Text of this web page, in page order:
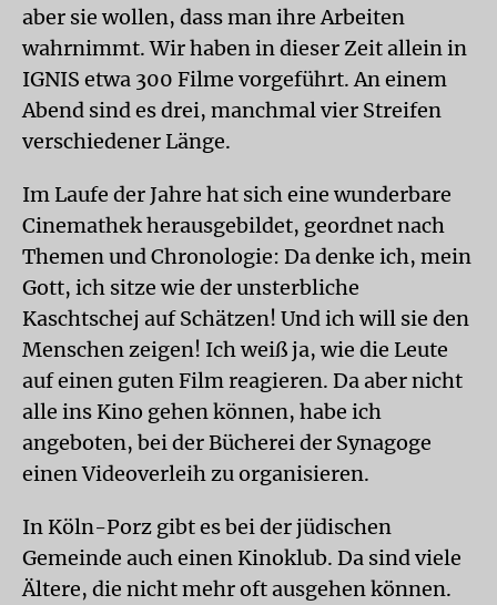
aber sie wollen, dass man ihre Arbeiten
wahrnimmt. Wir haben in dieser Zeit allein in
IGNIS etwa 300 Filme vorgeführt. An einem
Abend sind es drei, manchmal vier Streifen
verschiedener Länge.
Im Laufe der Jahre hat sich eine wunderbare
Cinemathek herausgebildet, geordnet nach
Themen und Chronologie: Da denke ich, mein
Gott, ich sitze wie der unsterbliche
Kaschtschej auf Schätzen! Und ich will sie den
Menschen zeigen! Ich weiß ja, wie die Leute
auf einen guten Film reagieren. Da aber nicht
alle ins Kino gehen können, habe ich
angeboten, bei der Bücherei der Synagoge
einen Videoverleih zu organisieren.
In Köln-Porz gibt es bei der jüdischen
Gemeinde auch einen Kinoklub. Da sind viele
Ältere, die nicht mehr oft ausgehen können.